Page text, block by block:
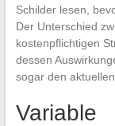
Schilder lesen,
Der Unterschied
kostenpflichtigen
dessen
sogar den
Variable